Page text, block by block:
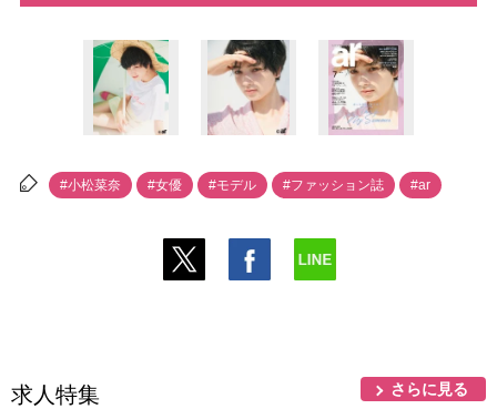
#小松菜奈 #女優 #モデル #ファッション誌 #ar
求人特集 さらに見る